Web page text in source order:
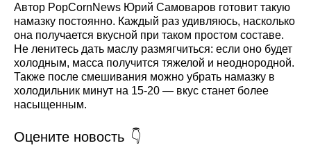
Автор PopCornNews Юрий Самоваров готовит такую
намазку постоянно. Каждый раз удивляюсь, насколько
она получается вкусной при таком простом составе.
Не ленитесь дать маслу размягчиться: если оно будет
холодным, масса получится тяжелой и неоднородной.
Также после смешивания можно убрать намазку в
холодильник минут на 15-20 — вкус станет более
насыщенным.
Оцените новость